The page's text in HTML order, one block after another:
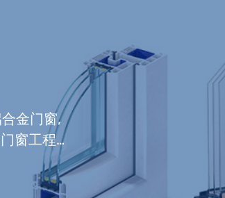
金门窗,
窗工程
空玻璃